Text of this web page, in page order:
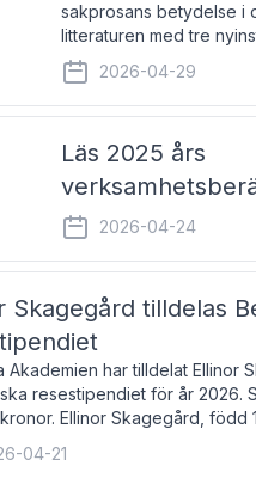
sakprosans betydelse i
litteraturen med tre
Svenska Akademiens
framstående författare
sakprosa som i år går till
2026-04-29
Läs 2025 års
2026-04-24
Skagegård tilldelas
Akademien har tilldelat Ellinor
resestipendiet för år 2026.
Ellinor Skagegård, född
journalist och musiker. Hon
för Svenska Dagbladet,
04-21